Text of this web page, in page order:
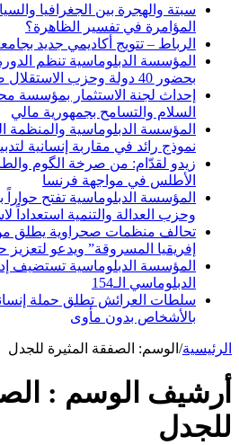
سبتة والهجرة بين الجغرافيا
المؤامرة في تفسير الظاهرة؟
الرباط – تتويج أكاديمي جديد
بحضور 40 دولة وحزب الاستقلال ضيف الشرف
إحداث لجنة الاستثمار بمؤسسة
السلام والتسامح بجمهورية مالي
المؤسسة الدبلوماسية والمنظمة
نموذج رائد في مقاربة إنسانية
زيدو لقدّام: من صرخة الگوم
الأطلس في مواجهة فرنسا
المؤسسة الدبلوماسية تفتح
وحزب العدالة والتنمية استعداداً
تحالف منظمات صحراوية يطلق
إفريقيا المسروقة” ويدعو لتعزيز
المؤسسة الدبلوماسية تستضيف
الدبلوماسي الـ154
سلطات العرائش تطلق حملة
بالأشخاص بدون مأوى
الرئيسية/ الوسم: الصفقة المثيرة للجدل
أرشيف الوسم :
للجدل